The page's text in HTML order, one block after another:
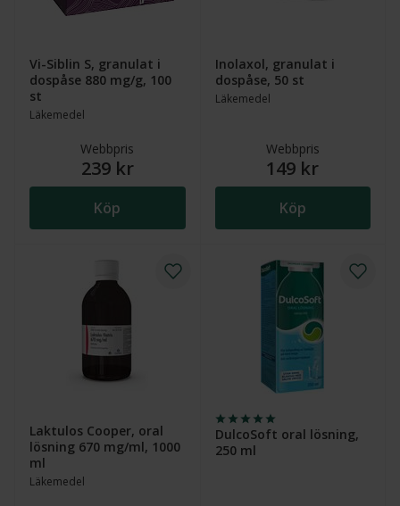
Vi-Siblin S, granulat i
dospåse 880 mg/g, 100
st
Läkemedel
Webbpris
239 kr
Köp
Inolaxol, granulat i
dospåse, 50 st
Läkemedel
Webbpris
149 kr
Köp
Laktulos Cooper, oral
lösning 670 mg/ml, 1000
ml
Läkemedel
DulcoSoft oral lösning,
250 ml